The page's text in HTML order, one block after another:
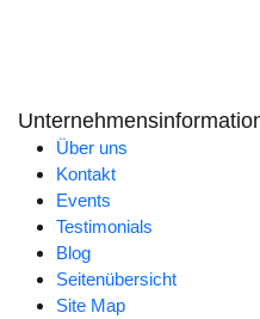
Über uns
Kontakt
Events
Testimonials
Blog
Seitenübersicht
Site Map